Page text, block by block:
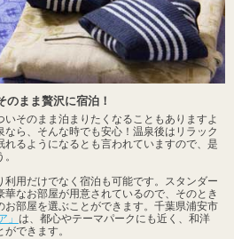
のまま贅沢に宿泊！
そのまま泊まりたくなることもありますよ
ら、そんな時でも安心！温泉後はリラック
るようになるとも言われていますので、是
利用だけでなく宿泊も可能です。スタンダー
華なお部屋が用意されているので、そのとき
部屋を選ぶことができます。千葉県浦安市
」 は、都心やテーマパークにも近く、和洋
できます。